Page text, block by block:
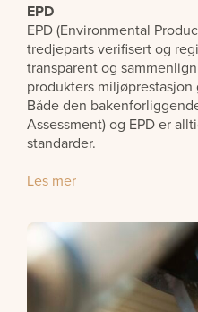
EPD
EPD (Environmental
tredjeparts verifisert og
transparent og
produkters
Både den
Assessment) og EPD er
standarder.
Les mer